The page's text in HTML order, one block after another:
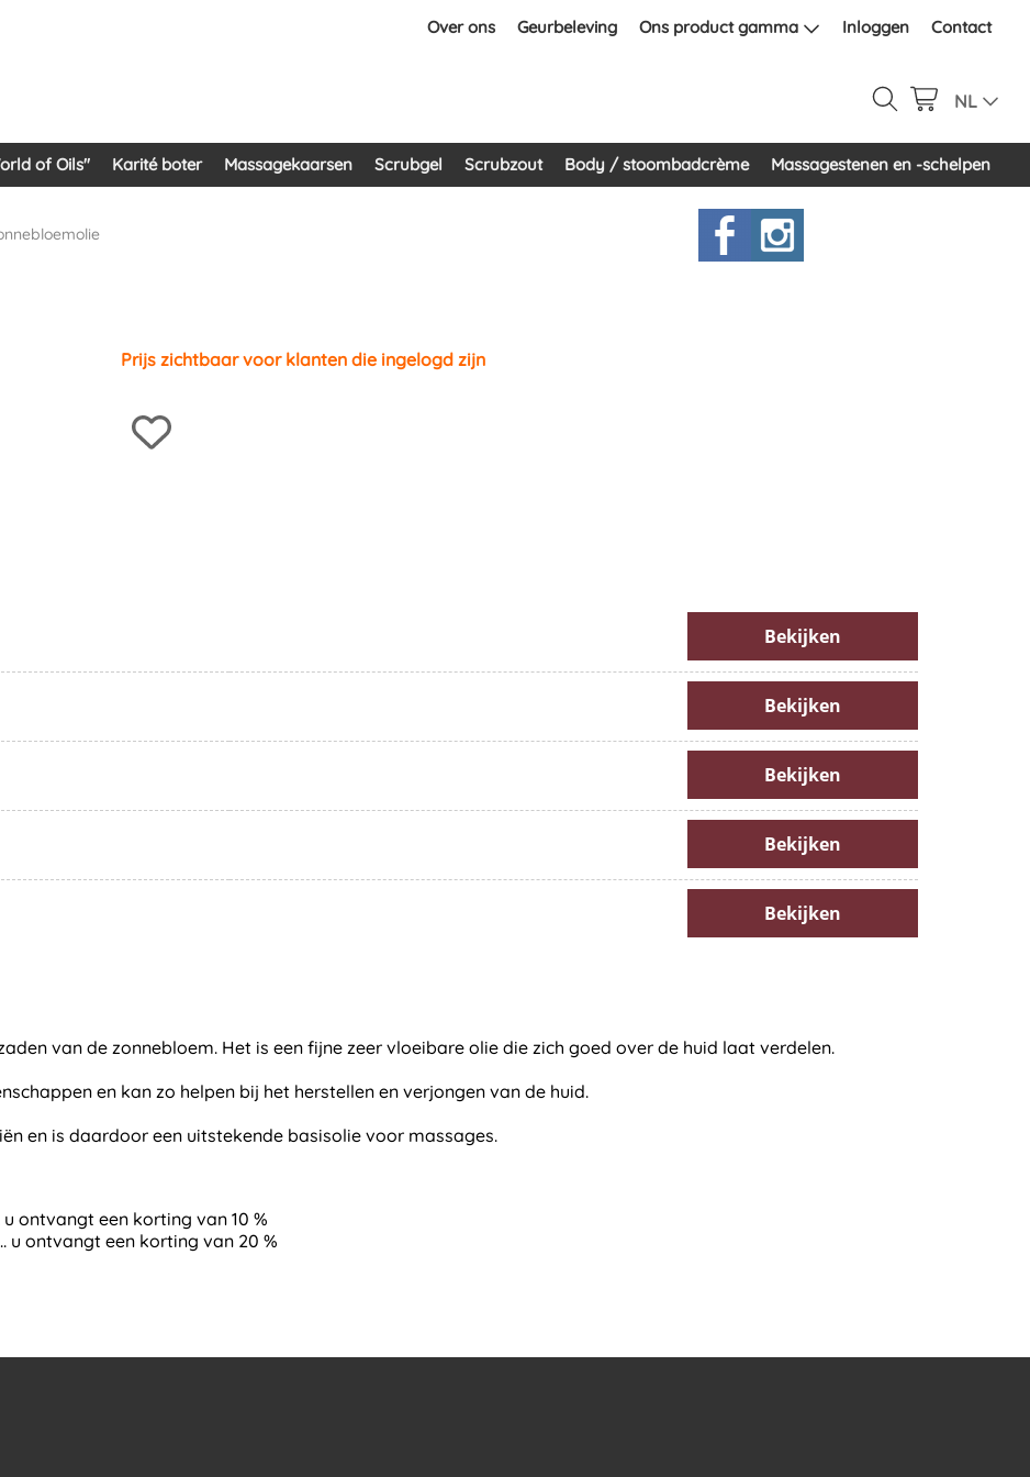
Over ons Geurbeleving Ons product gamma Inloggen Contact
NL
of Oils" Karité boter Massagekaarsen Scrubgel Scrubzout Body / stoombadcrème Massagestenen en -schelpen
Prijs zichtbaar voor klanten die ingelogd zijn
Bekijken
Bekijken
Bekijken
Bekijken
Bekijken
van de zonnebloem. Het is een fijne zeer vloeibare olie die zich goed over de huid laat verdelen.
en kan zo helpen bij het herstellen en verjongen van de huid.
en is daardoor een uitstekende basisolie voor massages.
u ontvangt een korting van 10 %
u ontvangt een korting van 20 %